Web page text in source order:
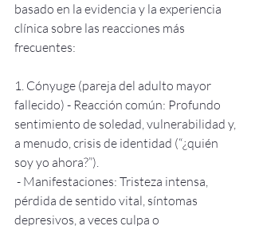
basado en la evidencia y la experiencia
clínica sobre las reacciones más
frecuentes:
1. Cónyuge (pareja del adulto mayor
fallecido) - Reacción común: Profundo
sentimiento de soledad, vulnerabilidad y,
a menudo, crisis de identidad (“¿quién
soy yo ahora?”).
pérdida de sentido vital, síntomas
depresivos, a veces culpa o